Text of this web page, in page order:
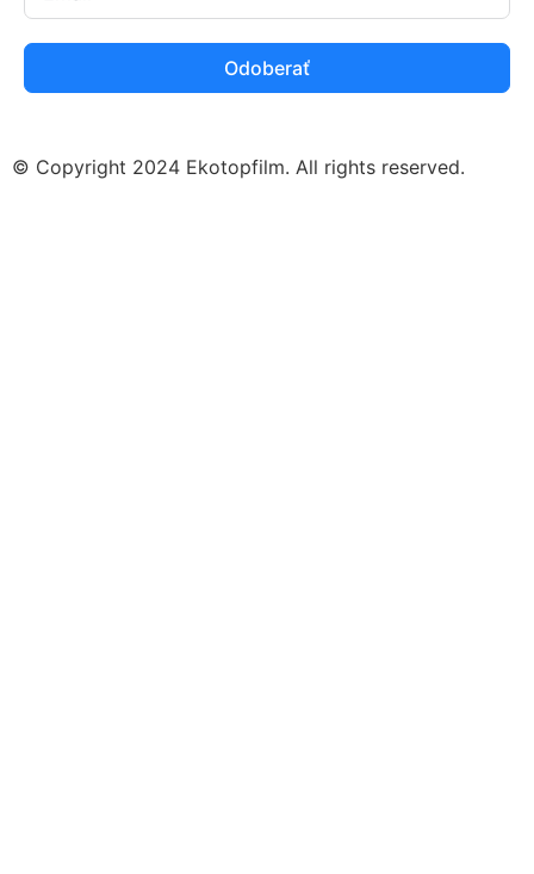
Odoberať
© Copyright 2024 Ekotopfilm. All rights reserved.